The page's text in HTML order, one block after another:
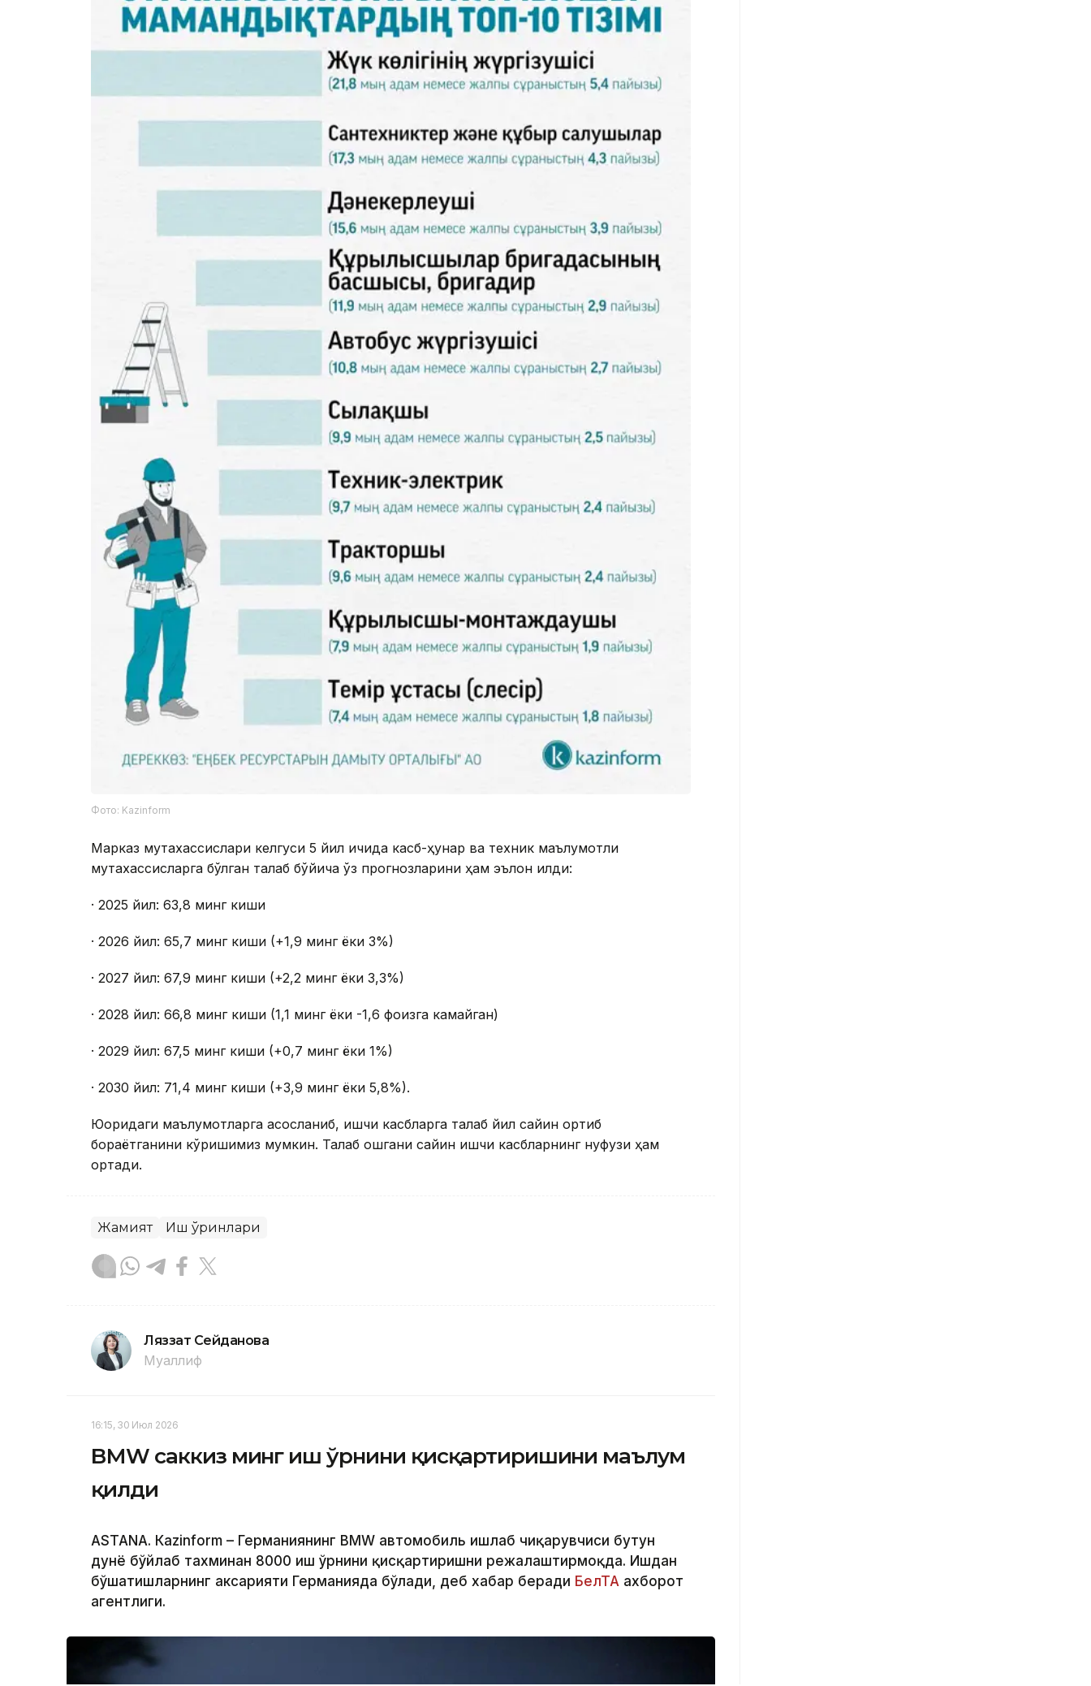
Фото: Kazinform
Марказ мутахассислари келгуси 5 йил ичида касб-ҳунар ва техник маълумотли
мутахассисларга бўлган талаб бўйича ўз прогнозларини ҳам эълон қилди:
· 2025 йил: 63,8 минг киши
· 2026 йил: 65,7 минг киши (+1,9 минг ёки 3%)
· 2027 йил: 67,9 минг киши (+2,2 минг ёки 3,3%)
· 2028 йил: 66,8 минг киши (1,1 минг ёки -1,6 фоизга камайган)
· 2029 йил: 67,5 минг киши (+0,7 минг ёки 1%)
· 2030 йил: 71,4 минг киши (+3,9 минг ёки 5,8%).
Юқоридаги маълумотларга асосланиб, ишчи касбларга талаб йил сайин ортиб
бораётганини кўришимиз мумкин. Талаб ошгани сайин ишчи касбларнинг нуфузи ҳам
ортади.
Жамият Иш ўринлари
Ляззат Сейданова
Муаллиф
16:15, 30 Июл 2026
BМW саккиз минг иш ўрнини қисқартиришини маълум
қилди
ASTANА. Кazinform – Германиянинг BМW автомобиль ишлаб чиқарувчиси бутун
дунё бўйлаб тахминан 8000 иш ўрнини қисқартиришни режалаштирмоқда. Ишдан
бўшатишларнинг аксарияти Германияда бўлади, деб хабар беради БелТА ахборот
агентлиги.